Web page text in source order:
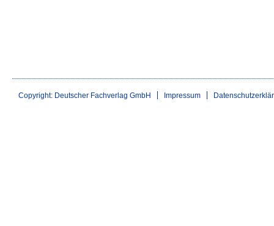
Copyright: Deutscher Fachverlag GmbH Impressum